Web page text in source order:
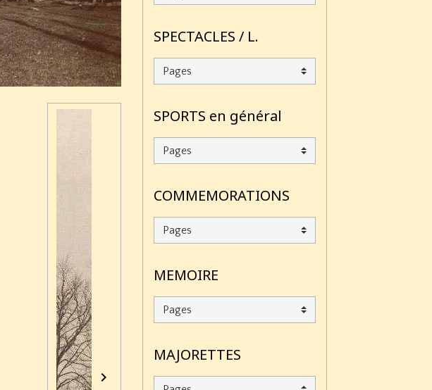
SPECTACLES / L.
SPORTS en général
COMMEMORATIONS
MEMOIRE
MAJORETTES